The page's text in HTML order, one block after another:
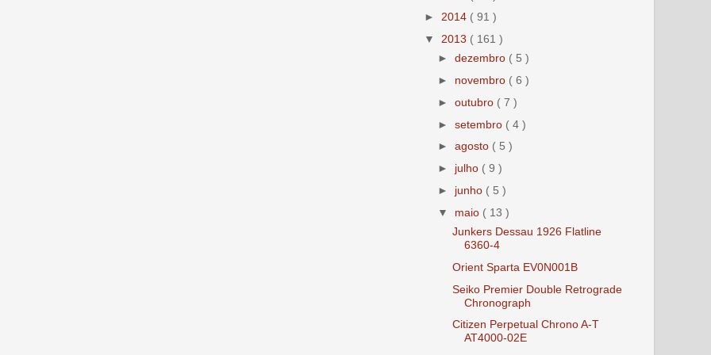
► 2014 ( 91 )
▼ 2013 ( 161 )
►dezembro ( 5 )
► novembro ( 6 )
►outubro ( 7 )
►setembro ( 4 )
►agosto ( 5 )
► julho ( 9 )
► junho ( 5 )
▼ maio ( 13 )
Junkers Dessau 1926 Flatline
6360-4
Orient Sparta EV0N001B
Seiko Premier Double Retrograde
Chronograph
Citizen Perpetual Chrono A-T
AT4000-02E